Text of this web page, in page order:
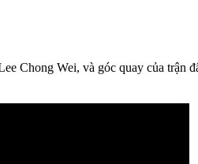
Chong Wei, và góc quay của trận